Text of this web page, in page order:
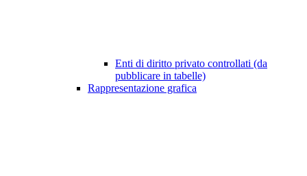
Enti di diritto privato controllati (da
pubblicare in tabelle)
Rappresentazione grafica